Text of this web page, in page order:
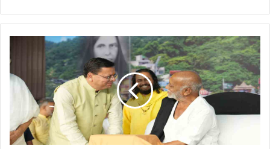
Uttarakhand
मोरारी
बापू
कथा
में
शामिल